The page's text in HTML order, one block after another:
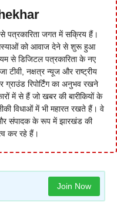
जगत में सक्रिय हैं।
को आवाज देने से शुरू हुआ
डिजिटल पत्रकारिता के नए
टीवी, नक्षत्र न्यूज और राष्ट्रीय
रिपोर्टिंग का अनुभव रखने
में से हैं जो खबर की बारीकियों के
विधाओं में भी महारत रखते हैं। वे
संपादक के रूप में झारखंड की
कर रहे हैं।
Join Now